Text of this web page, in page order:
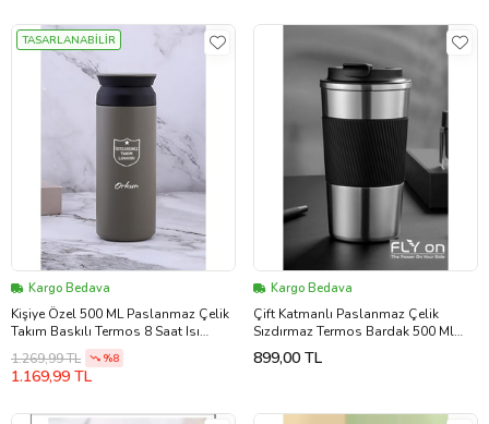
TASARLANABİLİR
Kargo Bedava
Kişiye Özel 500 ML Paslanmaz Çelik
Takım Baskılı Termos 8 Saat Isı
Koruma Kahve ve Çay Termosu (Bej)
1.269,99 TL %8
1.169,99 TL
Kargo Bedava
Çift Katmanlı Paslanmaz Çelik
Sızdırmaz Termos Bardak 500 Ml
Kupa Araç Kahve Çay Termos -549
899,00 TL